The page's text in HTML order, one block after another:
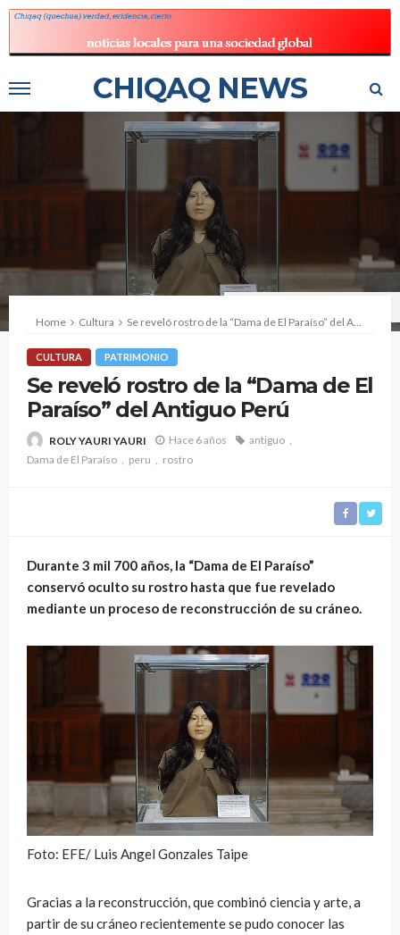
CHIQAQ NEWS
Home
Cultura Se reveló rostro de la “Dama de El Paraíso” del Antiguo Perú
CULTURA PATRIMONIO
Se reveló rostro de la “Dama de El
Paraíso” del Antiguo Perú
ROLY YAURI YAURI Hace 6 años
antiguo
Dama de El Paraíso
peru rostro
Durante 3 mil 700 años, la “Dama de El Paraíso”
conservó oculto su rostro hasta que fue revelado
mediante un proceso de reconstrucción de su cráneo.
Foto: EFE/ Luis Angel Gonzales Taipe
Gracias a la reconstrucción, que combinó ciencia y arte, a
partir de su cráneo recientemente se pudo conocer las